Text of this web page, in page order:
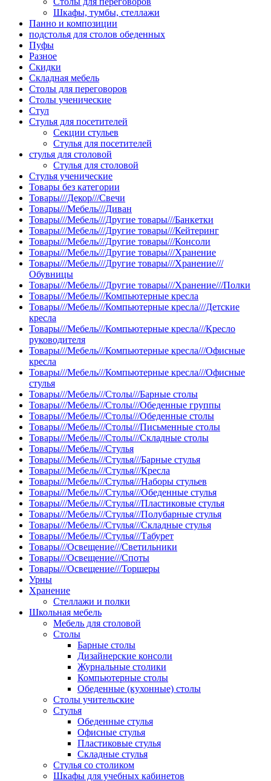
Шкафы, тумбы, стеллажи
Панно и композиции
подстолья для столов обеденных
Пуфы
Разное
Скидки
Складная мебель
Столы для переговоров
Столы ученические
Стул
Стулья для посетителей
Секции стульев
Стулья для посетителей
стулья для столовой
Стулья для столовой
Стулья ученические
Товары без категории
Товары///Декор///Свечи
Товары///Мебель///Диван
Товары///Мебель///Другие товары///Банкетки
Товары///Мебель///Другие товары///Кейтеринг
Товары///Мебель///Другие товары///Консоли
Товары///Мебель///Другие товары///Хранение
Товары///Мебель///Другие товары///Хранение///
Обувницы
Товары///Мебель///Другие товары///Хранение///Полки
Товары///Мебель///Компьютерные кресла
Товары///Мебель///Компьютерные кресла///Детские
кресла
Товары///Мебель///Компьютерные кресла///Кресло
руководителя
Товары///Мебель///Компьютерные кресла///Офисные
кресла
Товары///Мебель///Компьютерные кресла///Офисные
стулья
Товары///Мебель///Столы///Барные столы
Товары///Мебель///Столы///Обеденные группы
Товары///Мебель///Столы///Обеденные столы
Товары///Мебель///Столы///Письменные столы
Товары///Мебель///Столы///Складные столы
Товары///Мебель///Стулья
Товары///Мебель///Стулья///Барные стулья
Товары///Мебель///Стулья///Кресла
Товары///Мебель///Стулья///Наборы стульев
Товары///Мебель///Стулья///Обеденные стулья
Товары///Мебель///Стулья///Пластиковые стулья
Товары///Мебель///Стулья///Полубарные стулья
Товары///Мебель///Стулья///Складные стулья
Товары///Мебель///Стулья///Табурет
Товары///Освещение///Светильники
Товары///Освещение///Споты
Товары///Освещение///Торшеры
Урны
Хранение
Стеллажи и полки
Школьная мебель
Мебель для столовой
Столы
Барные столы
Дизайнерские консоли
Журнальные столики
Компьютерные столы
Обеденные (кухонные) столы
Столы учительские
Стулья
Обеденные стулья
Офисные стулья
Пластиковые стулья
Складные стулья
Стулья со столиком
Шкафы для учебных кабинетов